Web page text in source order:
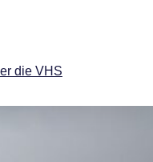
die VHS